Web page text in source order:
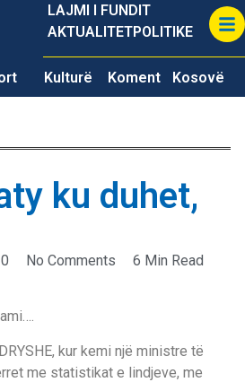
LAJMI I FUNDIT
AKTUALITETPOLITIKE
Kulturë Koment Kosovë
ku duhet,
No Comments
6 Min Read
kur kemi një ministre të
me statistikat e lindjeve, me